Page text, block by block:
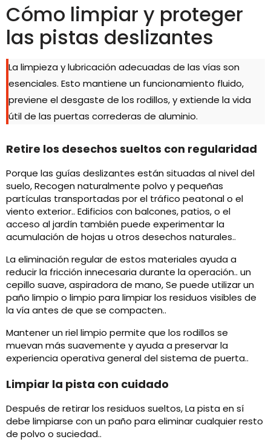
Cómo limpiar y proteger
las pistas deslizantes
La limpieza y lubricación adecuadas de las vías son
esenciales. Esto mantiene un funcionamiento fluido,
previene el desgaste de los rodillos, y extiende la vida
útil de las puertas correderas de aluminio.
Retire los desechos sueltos con regularidad
Porque las guías deslizantes están situadas al nivel del
suelo, Recogen naturalmente polvo y pequeñas
partículas transportadas por el tráfico peatonal o el
viento exterior.. Edificios con balcones, patios, o el
acceso al jardín también puede experimentar la
acumulación de hojas u otros desechos naturales..
La eliminación regular de estos materiales ayuda a
reducir la fricción innecesaria durante la operación.. un
cepillo suave, aspiradora de mano, Se puede utilizar un
paño limpio o limpio para limpiar los residuos visibles de
la vía antes de que se compacten..
Mantener un riel limpio permite que los rodillos se
muevan más suavemente y ayuda a preservar la
experiencia operativa general del sistema de puerta..
Limpiar la pista con cuidado
Después de retirar los residuos sueltos, La pista en sí
debe limpiarse con un paño para eliminar cualquier resto
de polvo o suciedad..